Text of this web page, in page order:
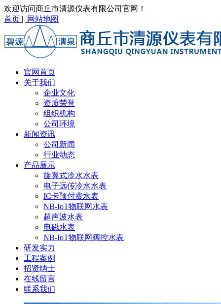
欢迎访问商丘市清源仪表有限公司官网！
首页 | 网站地图
官网首页
关于我们
企业文化
资质荣誉
组织机构
公司环境
新闻资讯
公司新闻
行业动态
产品展示
旋翼式冷水水表
电子远传冷水水表
IC卡预付费水表
NB-IoT物联网水表
超声波水表
电磁水表
NB-IoT物联网阀控水表
研发实力
工程案例
招贤纳士
在线留言
联系我们